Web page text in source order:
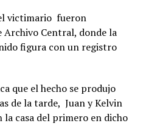
victimario fueron
Archivo Central, donde la
figura con un registro
que el hecho se produjo
de la tarde, Juan y Kelvin
la casa del primero en dicho